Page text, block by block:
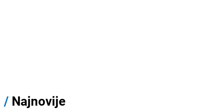
/ Najnovije